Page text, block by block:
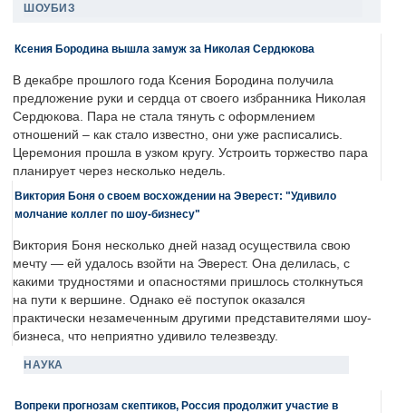
ШОУБИЗ
Ксения Бородина вышла замуж за Николая Сердюкова
В декабре прошлого года Ксения Бородина получила
предложение руки и сердца от своего избранника Николая
Сердюкова. Пара не стала тянуть с оформлением
отношений – как стало известно, они уже расписались.
Церемония прошла в узком кругу. Устроить торжество пара
планирует через несколько недель.
Виктория Боня о своем восхождении на Эверест: "Удивило
молчание коллег по шоу-бизнесу"
Виктория Боня несколько дней назад осуществила свою
мечту — ей удалось взойти на Эверест. Она делилась, с
какими трудностями и опасностями пришлось столкнуться
на пути к вершине. Однако её поступок оказался
практически незамеченным другими представителями шоу-
бизнеса, что неприятно удивило телезвезду.
НАУКА
Вопреки прогнозам скептиков, Россия продолжит участие в